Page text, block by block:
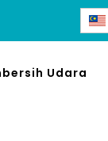
Udara